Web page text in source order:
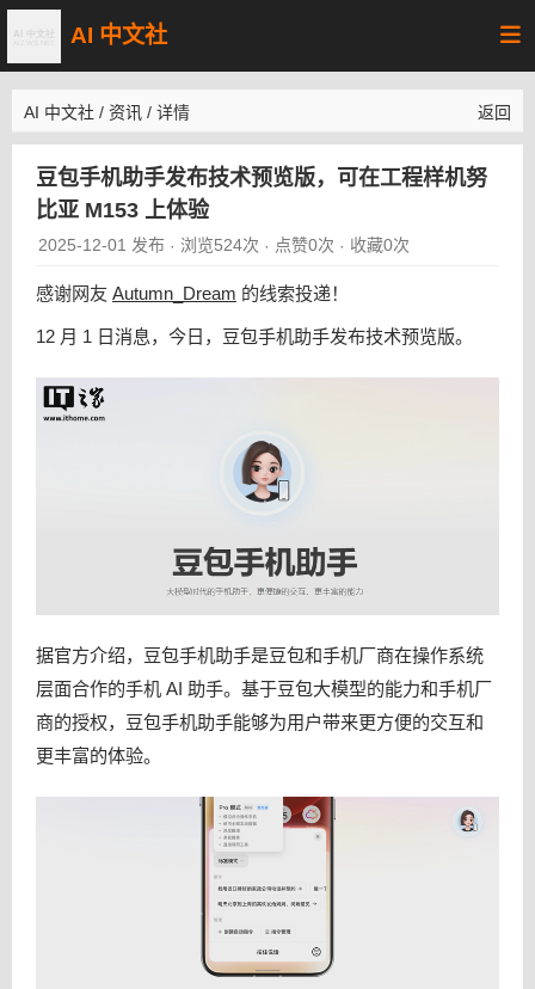
AI 中文社
AI 中文社 / 资讯 / 详情 返回
豆包手机助手发布技术预览版，可在工程样机努
比亚 M153 上体验
2025-12-01 发布 · 浏览524次 · 点赞0次 · 收藏0次
感谢网友 Autumn_Dream 的线索投递！
12 月 1 日消息，今日，豆包手机助手发布技术预览版。
据官方介绍，豆包手机助手是豆包和手机厂商在操作系统
层面合作的手机 AI 助手。基于豆包大模型的能力和手机厂
商的授权，豆包手机助手能够为用户带来更方便的交互和
更丰富的体验。